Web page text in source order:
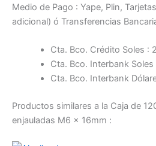
Medio de Pago : Yape, Plin,
adicional) ó Transferencias
Cta. Bco. Crédito Soles
Cta. Bco. Interbank
Cta. Bco. Interbank
Productos similares a la Caja de
enjauladas M6 x 16mm :